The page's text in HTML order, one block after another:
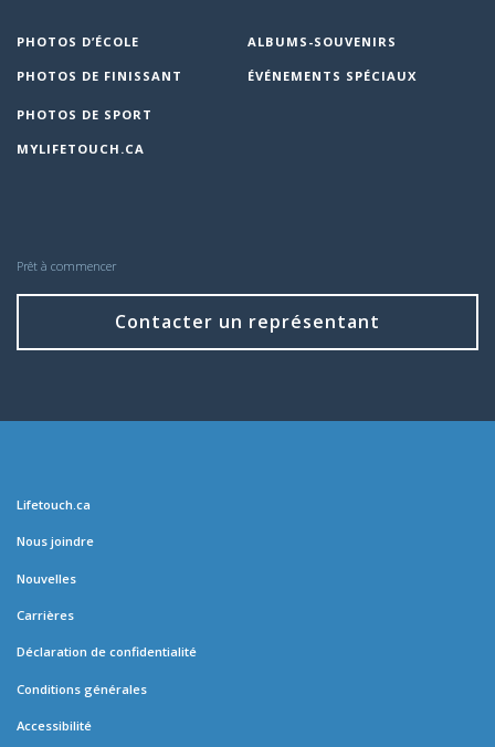
PHOTOS D’ÉCOLE
PHOTOS DE FINISSANT
ALBUMS-SOUVENIRS
ÉVÉNEMENTS SPÉCIAUX
PHOTOS DE SPORT
MYLIFETOUCH.CA
Prêt à commencer
Contacter un représentant
Lifetouch.ca
Nous joindre
Nouvelles
Carrières
Déclaration de confidentialité
Conditions générales
Accessibilité